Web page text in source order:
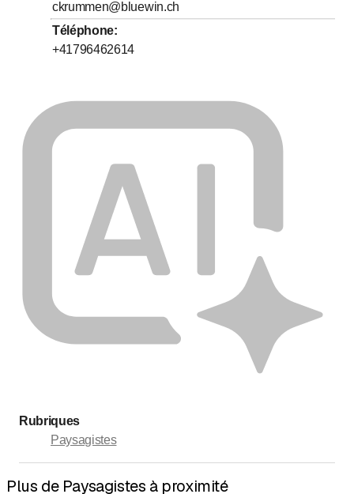
ckrummen@bluewin.ch
Téléphone:
+41796462614
Rubriques
Paysagistes
Plus de Paysagistes à proximité